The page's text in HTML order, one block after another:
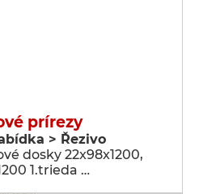
prírezy
> Řezivo
dosky 22x98x1200,
1.trieda …